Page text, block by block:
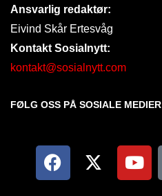
Ansvarlig redaktør:
Eivind Skår Ertesvåg
Kontakt Sosialnytt:
kontakt@sosialnytt.com
FØLG OSS PÅ SOSIALE MEDIER​